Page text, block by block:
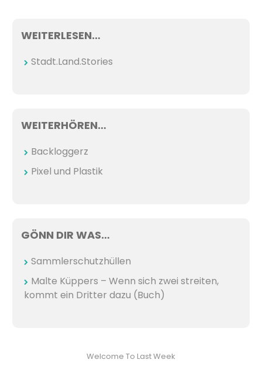
WEITERLESEN…
Stadt.Land.Stories
WEITERHÖREN…
Backloggerz
Pixel und Plastik
GÖNN DIR WAS…
Sammlerschutzhüllen
Malte Küppers – Wenn sich zwei streiten,
kommt ein Dritter dazu (Buch)
Welcome To Last Week